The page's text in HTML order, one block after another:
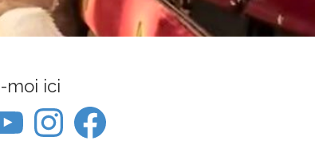
moi ici
InstagramFacebook